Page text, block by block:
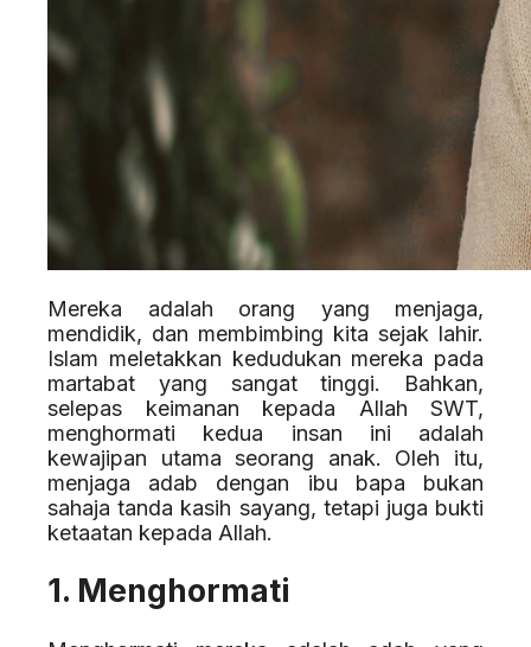
Mereka adalah orang yang menjaga,
mendidik, dan membimbing kita sejak lahir.
Islam meletakkan kedudukan mereka pada
martabat yang sangat tinggi. Bahkan,
selepas keimanan kepada Allah SWT,
menghormati kedua insan ini adalah
kewajipan utama seorang anak. Oleh itu,
menjaga adab dengan ibu bapa bukan
sahaja tanda kasih sayang, tetapi juga bukti
ketaatan kepada Allah.
1. Menghormati